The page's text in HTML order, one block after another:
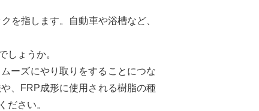
を指します。自動車や浴槽など、
しょうか。
ーズにやり取りをすることにつな
、FRP成形に使用される樹脂の種
ださい。